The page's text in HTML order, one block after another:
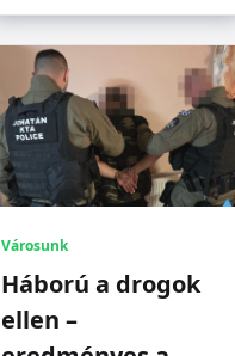
Városunk
Háború a drogok
ellen –